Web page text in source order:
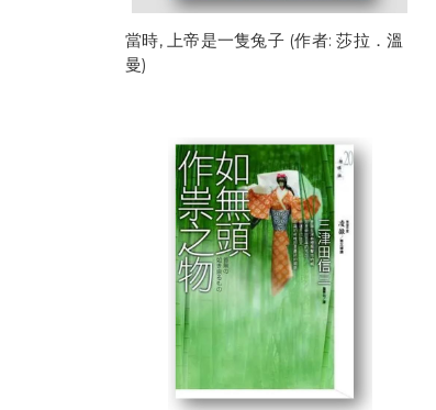
當時, 上帝是一隻兔子 (作者: 莎拉．溫
曼)